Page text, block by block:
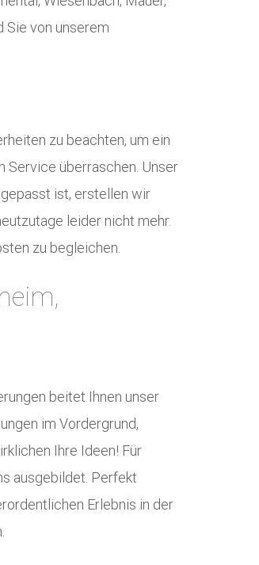
Sie von unserem
zu beachten, um ein
Service überraschen. Unser
ist, erstellen wir
leider nicht mehr.
zu begleichen.
beitet Ihnen unser
im Vordergrund,
Ihre Ideen! Für
ausgebildet. Perfekt
Erlebnis in der